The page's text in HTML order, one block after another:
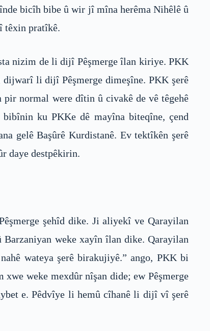
bicîh bibe û wir jî mîna herêma Nihêlê û
têxin pratîkê.
nizim de li dijî Pêşmerge îlan kiriye. PKK
li dijî Pêşmerge dimeşîne. PKK şerê
normal were dîtin û civakê de vê têgehê
ku PKKe dê mayîna biteqîne, çend
gelê Başûrê Kurdistanê. Ev tektîkên şerê
daye destpêkirin.
şehîd dike. Ji aliyekî ve Qarayilan
weke xayîn îlan dike. Qarayilan
wateya şerê birakujiyê.” ango, PKK bi
weke mexdûr nîşan dide; ew Pêşmerge
e. Pêdvîye li hemû cîhanê li dijî vî şerê